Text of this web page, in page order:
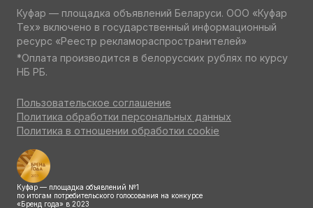
Куфар — площадка объявлений Беларуси. ООО «Куфар
Тех» включено в государственный информационный
ресурс «Реестр рекламораспространителей»
*Оплата производится в белорусских рублях по курсу
НБ РБ.
Пользовательское соглашение
Политика обработки персональных данных
Политика в отношении обработки cookie
Куфар — площадка объявлений №1
по итогам потребительского голосования на конкурсе
«Бренд года» в 2023